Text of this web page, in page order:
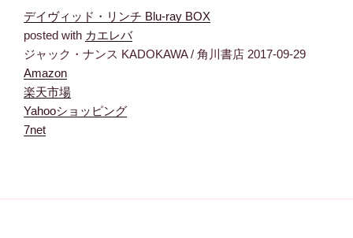
デイヴィッド・リンチ Blu-ray BOX
posted with カエレバ
ジャック・ナンス KADOKAWA / 角川書店 2017-09-29
Amazon
楽天市場
Yahooショッピング
7net